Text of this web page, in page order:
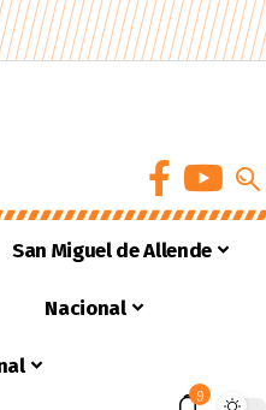
San Miguel de Allende
Nacional
9